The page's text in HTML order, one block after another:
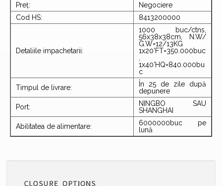
Preț:
Negociere
Cod HS:
8413200000
Detaliile impachetarii:
1000 buc/ctns,
56x38x38cm, N.W/
G.W=12/13KG
1x20'FT=350.000buc
1x40'HQ=840.000bu
c
Timpul de livrare:
În 25 de zile după
depunere
Port:
NINGBO SAU
SHANGHAI
Abilitatea de alimentare:
6000000buc pe
lună